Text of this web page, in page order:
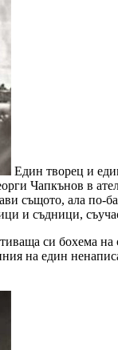
Един творец и
Чапкънов в
ала по-
и съдници,
си бохема
на един